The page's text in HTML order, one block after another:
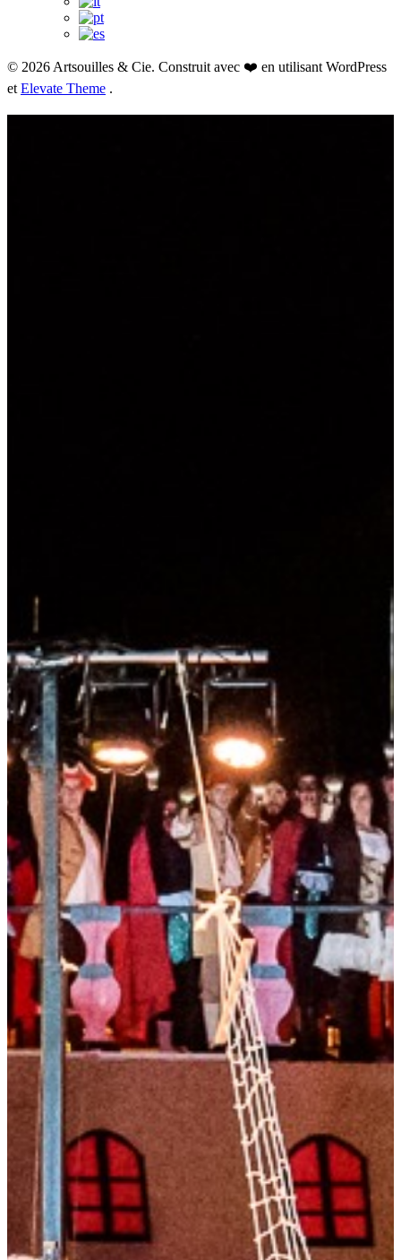
© 2026 Artsouilles & Cie. Construit avec ❤️ en utilisant WordPress
et Elevate Theme .